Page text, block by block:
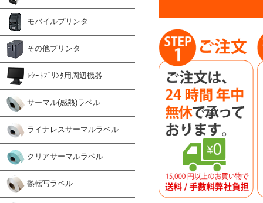
モバイルプリンタ
その他プリンタ
ﾚｼｰﾄﾌﾟﾘﾝﾀ用周辺機器
サーマル(感熱)ラベル
ライナレスサーマルラベル
クリアサーマルラベル
熱転写ラベル